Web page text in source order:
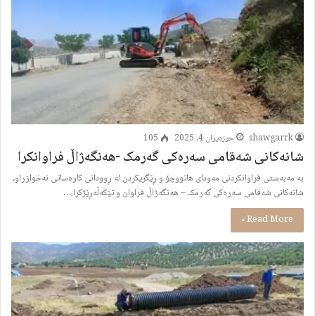
shawgarrk حوزه‌یران 4, 2025 105
شانەكانی شەقامی سەرەكی گەرمک -هەنگەژاڵ فراوانكرا
بە مەبەستی فراوانكردنی مەودای هاتووچۆ و ڕێگریكردن لە ڕوودانی كارەساتی نەخوازراو،
شانەكانی شەقامی سەرەكی گەرمک – هەنگەژاڵ فراوان و تێکەڵەڕێژکرا.…
Read More »